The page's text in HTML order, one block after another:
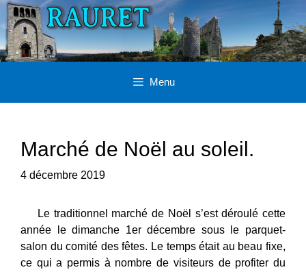
Aller
au
contenu
Menu
Marché de Noël au soleil.
4 décembre 2019
Le traditionnel marché de Noël s’est déroulé cette
année le dimanche 1er décembre sous le parquet-
salon du comité des fêtes. Le temps était au beau fixe,
ce qui a permis à nombre de visiteurs de profiter du